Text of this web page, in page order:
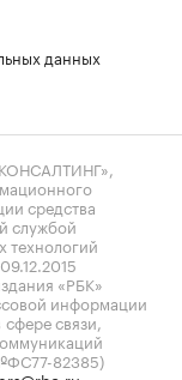
данных
средства
службой
технологий
«РБК»
информации
связи,
82385)